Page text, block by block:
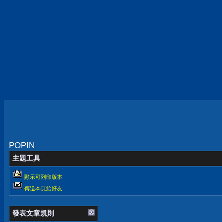
POPIN
主題工具
顯示可列印版本
傳送本頁給好友
發表文章規則